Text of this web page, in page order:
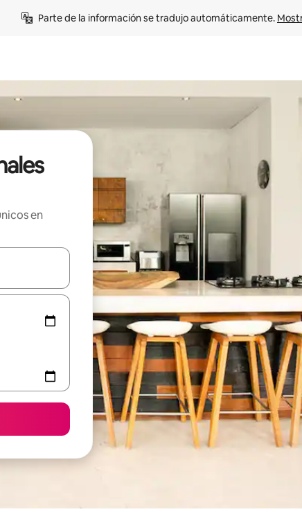
Parte de la información se tradujo automáticamente.
en
navega con las teclas de flecha hacia arriba y hacia abajo o